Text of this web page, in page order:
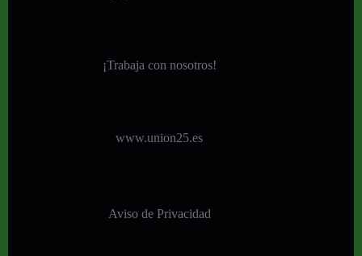
¡Trabaja con nosotros!
www.union25.es
Aviso de Privacidad